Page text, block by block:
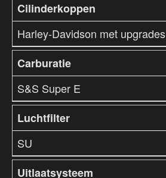
Cilinderkoppen
Harley-Davidson met upgrades
Carburatie
S&S Super E
Luchtfilter
SU
Uitlaatsysteem